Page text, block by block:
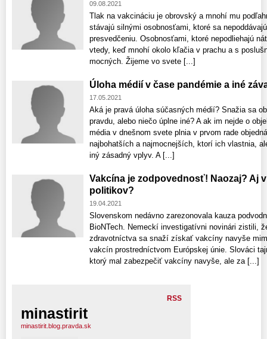
09.08.2021
Tlak na vakcináciu je obrovský a mnohí mu
stávajú silnými osobnosťami, ktoré sa
presvedčeniu. Osobnosťami, ktoré nepodliehajú
vtedy, keď mnohí okolo kľačia v prachu a s
mocných. Žijeme vo svete [...]
Úloha médií v čase pandémie a iné
17.05.2021
Aká je pravá úloha súčasných médií? Snažia sa
pravdu, alebo niečo úplne iné? A ak im nejde o
média v dnešnom svete plnia v prvom rade
najbohatších a najmocnejších, ktorí ich vlastnia,
iný zásadný vplyv. A [...]
Vakcína je zodpovednosť! Naozaj? Aj
politikov?
19.04.2021
Slovenskom nedávno zarezonovala kauza
BioNTech. Nemeckí investigatívni novinári zistili,
zdravotníctva sa snaží získať vakcíny navyše
vakcín prostredníctvom Európskej únie. Slováci
ktorý mal zabezpečiť vakcíny navyše, ale za [...]
RSS
minastirit
minastirit.blog.pravda.sk